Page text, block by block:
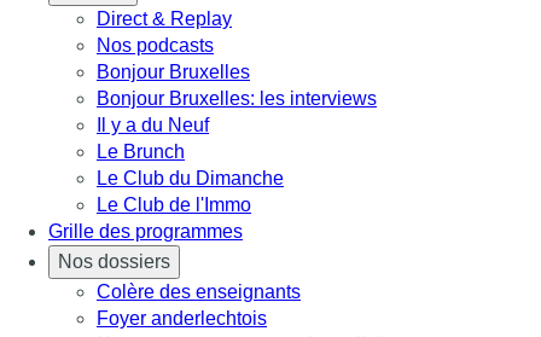
Direct & Replay
Nos podcasts
Bonjour Bruxelles
Bonjour Bruxelles: les interviews
Il y a du Neuf
Le Brunch
Le Club du Dimanche
Le Club de l'Immo
Grille des programmes
Nos dossiers
Colère des enseignants
Foyer anderlechtois